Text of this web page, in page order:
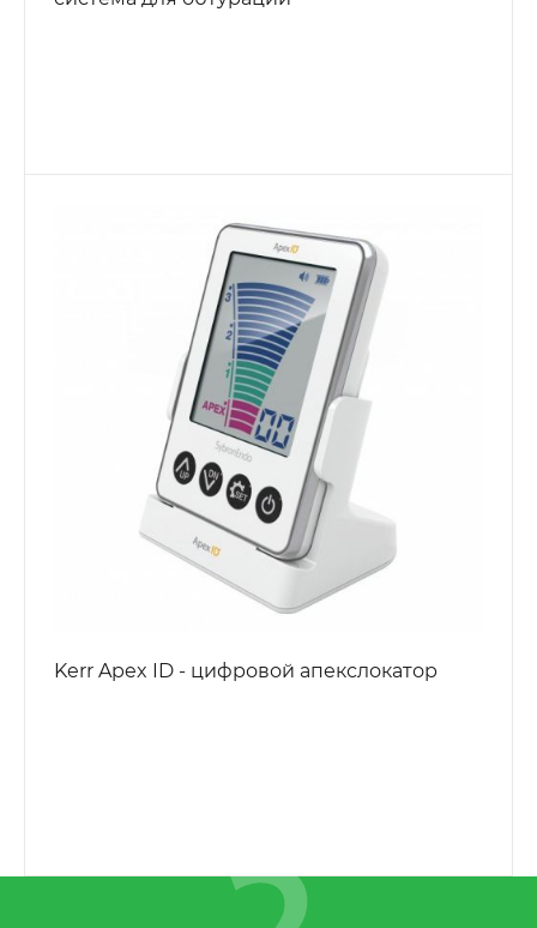
Kerr Apex ID - цифровой апекслокатор